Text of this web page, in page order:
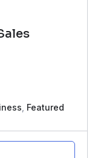
Featured